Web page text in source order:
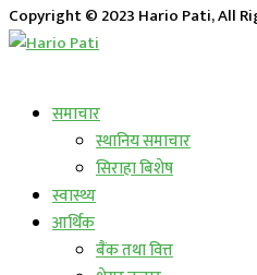
Copyright © 2023 Hario Pati, All
समाचार
स्थानिय समाचार
सिराहा बिशेष
स्वास्थ्य
आर्थिक
बैंक तथा वित्त